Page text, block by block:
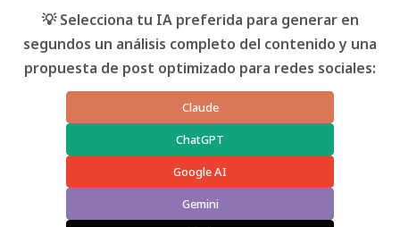
💡 Selecciona tu IA preferida para generar en
segundos un análisis completo del contenido y una
propuesta de post optimizado para redes sociales:
Claude
ChatGPT
Google AI
Gemini